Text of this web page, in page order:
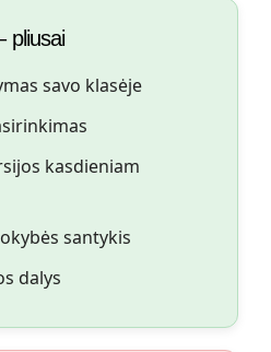
pliusai
savo klasėje
kasdieniam
santykis
dalys